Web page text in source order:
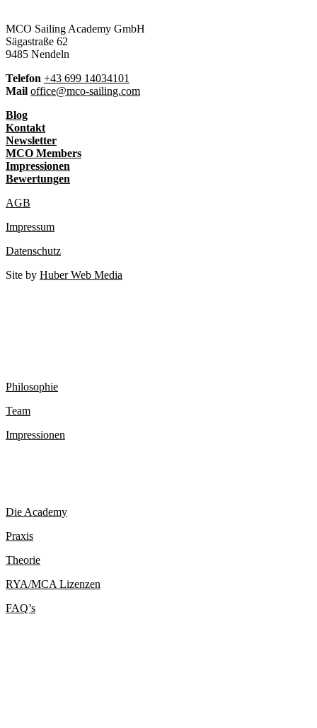
MCO Sailing Academy GmbH
Sägastraße 62
9485 Nendeln
Telefon +43 699 14034101
Mail office@mco-sailing.com
Blog
Kontakt
Newsletter
MCO Members
Impressionen
Bewertungen
AGB
Impressum
Datenschutz
Site by Huber Web Media
Philosophie
Team
Impressionen
Die Academy
Praxis
Theorie
RYA/MCA Lizenzen
FAQ’s